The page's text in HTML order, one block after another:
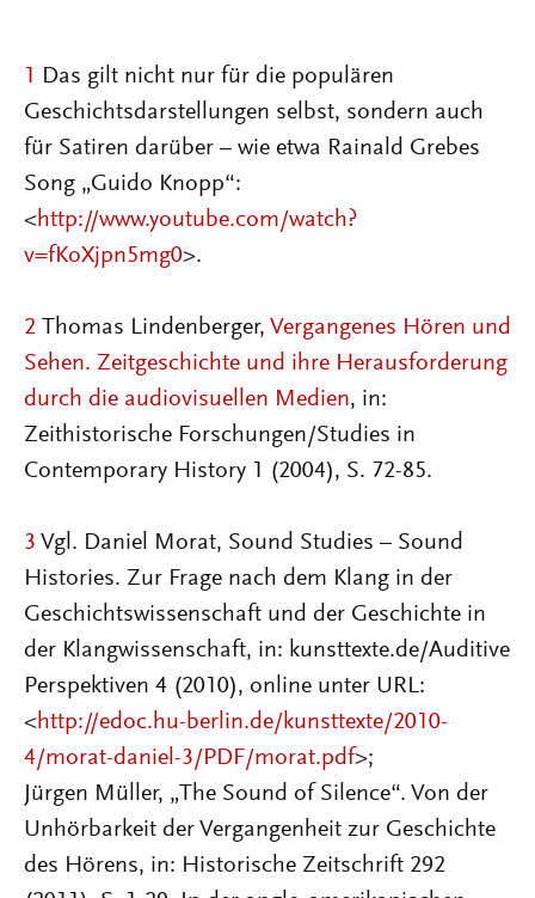
1 Das gilt nicht nur für die populären
Geschichtsdarstellungen selbst, sondern auch
für Satiren darüber – wie etwa Rainald Grebes
Song „Guido Knopp“:
<http://www.youtube.com/watch?
v=fKoXjpn5mg0>.
2 Thomas Lindenberger, Vergangenes Hören und
Sehen. Zeitgeschichte und ihre Herausforderung
durch die audiovisuellen Medien, in:
Zeithistorische Forschungen/Studies in
Contemporary History 1 (2004), S. 72-85.
3 Vgl. Daniel Morat, Sound Studies – Sound
Histories. Zur Frage nach dem Klang in der
Geschichtswissenschaft und der Geschichte in
der Klangwissenschaft, in: kunsttexte.de/Auditive
Perspektiven 4 (2010), online unter URL:
<http://edoc.hu-berlin.de/kunsttexte/2010-
4/morat-daniel-3/PDF/morat.pdf>;
Jürgen Müller, „The Sound of Silence“. Von der
Unhörbarkeit der Vergangenheit zur Geschichte
des Hörens, in: Historische Zeitschrift 292